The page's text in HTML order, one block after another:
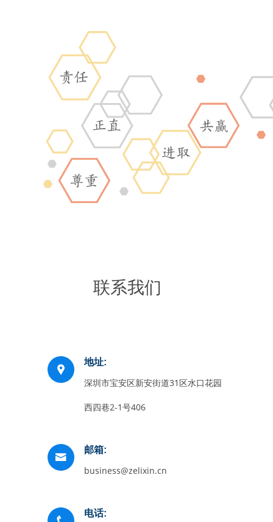
联系我们
地址:
深圳市宝安区新安街道31区水口花园
西四巷2-1号406
邮箱:
business@zelixin.cn
电话: